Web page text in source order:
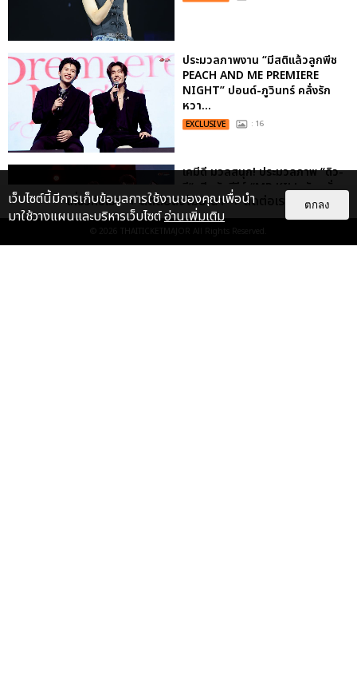
ประมวลภาพงาน “มีสติแล้วลูกพีช
PEACH AND ME PREMIERE
NIGHT” ปอนด์-ภูวินทร์ คลั่งรัก
หวา...
EXCLUSIVE : 16
เคมีดี มวลสนุก! ประมวลภาพ “ดิว-
ธี” เปิดตัวซีรีส์ “MR.KILL มังงะสั่ง
ตาย” ในงาน “MR.KILL...
EXCLUSIVE : 14
เกี่ยวกับเรา ติดต่อลงโฆษณา ติดต่อเรา
© 2026 THAITICKETMAJOR All Rights Reserved.
เว็บไซต์นี้มีการเก็บข้อมูลการใช้งานของคุณเพื่อนำ
มาใช้วางแผนและบริหารเว็บไซต์อ่านเพิ่มเติม
ตกลง